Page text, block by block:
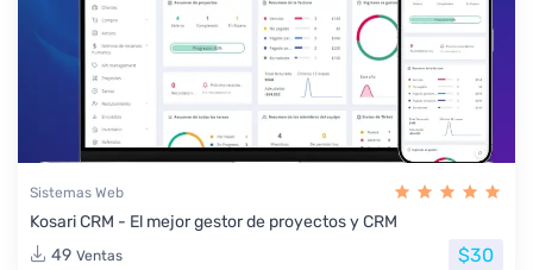
Sistemas Web
Kosari CRM - El mejor gestor de proyectos y CRM
49 Ventas $30